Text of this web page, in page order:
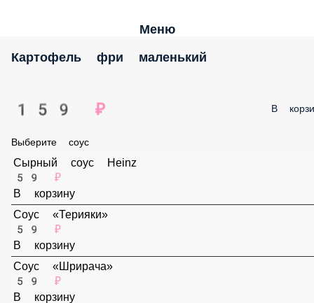
Меню
Картофель фри маленький
159 ₽ В
Выберите соус
Сырный соус Heinz
59 ₽
В корзину
Соус «Терияки»
59 ₽
В корзину
Соус «Шрирача»